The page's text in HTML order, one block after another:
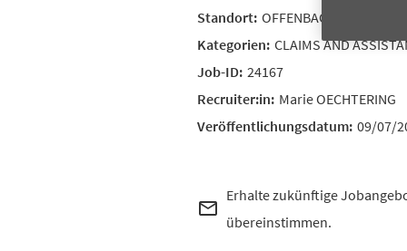
OFFENBACH, DE, 63067
CLAIMS AND
24167
Marie OECHTERING
09/07/
mail_outline
Erhalte zukünftige
übereinstimmen.